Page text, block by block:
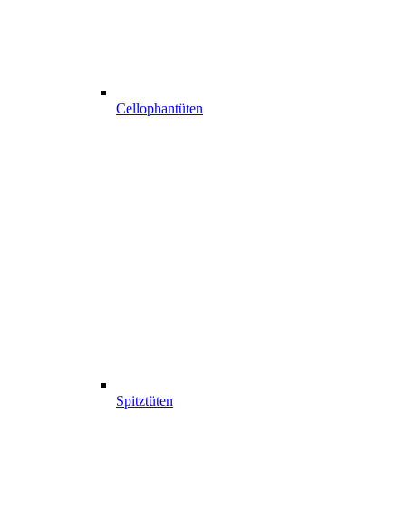
Cellophantüten
Spitztüten